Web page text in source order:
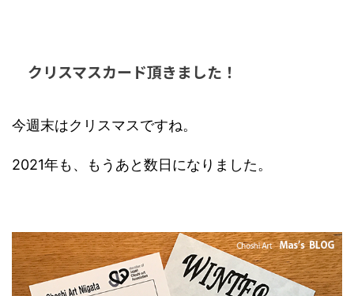
クリスマスカード頂きました！
今週末はクリスマスですね。
2021年も、もうあと数日になりました。